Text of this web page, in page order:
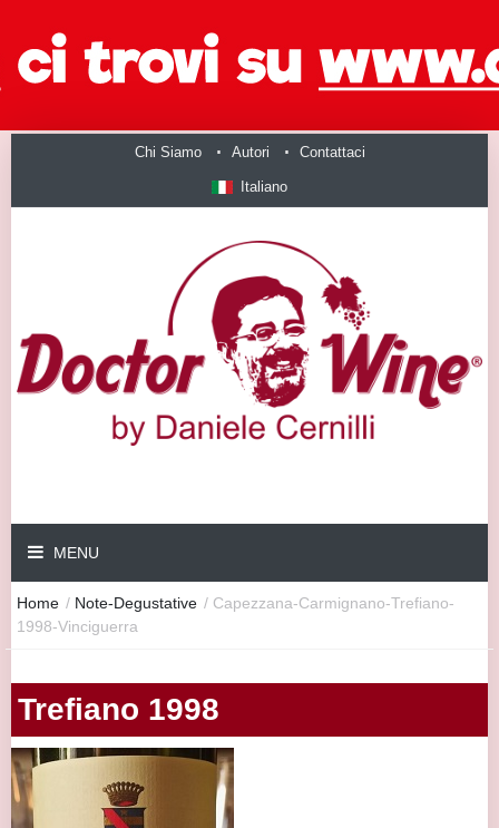
Chi Siamo Autori Contattaci
Italiano
MENU
Home / Note-Degustative / Capezzana-Carmignano-Trefiano-
1998-Vinciguerra
Trefiano 1998